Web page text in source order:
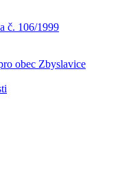
č. 106/1999
obec Zbyslavice